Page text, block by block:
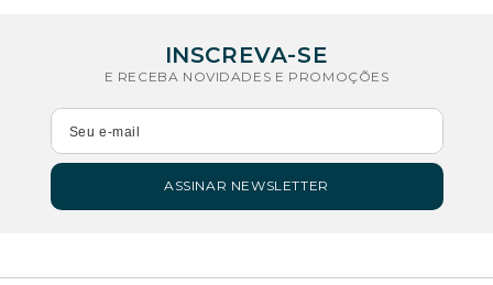
E RECEBA NOVIDADES E PROMOÇÕES
ASSINAR NEWSLETTER